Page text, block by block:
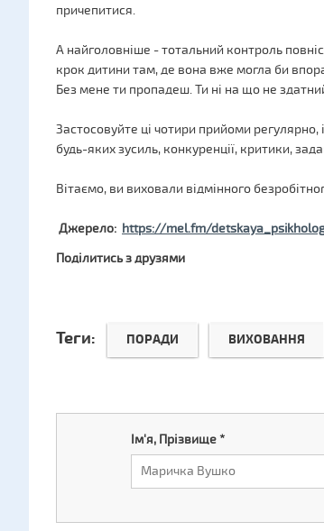
причепитися.
А найголовніше - тотальний контроль
крок дитини там, де вона вже могла би
Без мене ти пропадеш. Ти ні на що не
Застосовуйте ці чотири прийоми
будь-яких зусиль, конкуренції, критики,
Вітаємо, ви виховали відмінного
Джерело: https://mel.fm/
Поділитись з друзями
Теги: ПОРАДИ ВИХОВАННЯ
Ім'я, Прізвище*